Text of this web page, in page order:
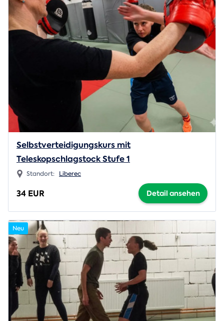
Selbstverteidigungskurs mit
Teleskopschlagstock Stufe 1
Standort: Liberec
34 EUR Detail ansehen
Neu